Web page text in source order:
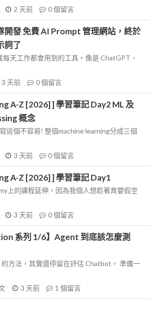
2 天前 0個留言
開發 免費 AI Prompt 管理網站，終於
詞了
天工作都會用到的工具。像是 ChatGPT、
3 天前 0個留言
A-Z [2026] ] 學習筆記 Day2 ML 及
概念
這個不容易! 整個machine learning分成三個
3 天前 0個留言
A-Z [2026] ] 學習筆記 Day1
上的課程延伸，因為我個人想趁著育嬰假空
3 天前 0個留言
系列 1/6】Agent 到底該怎麼測
方法，其實還停留在評估 Chatbot。 準備一
3 天前 1 個留言